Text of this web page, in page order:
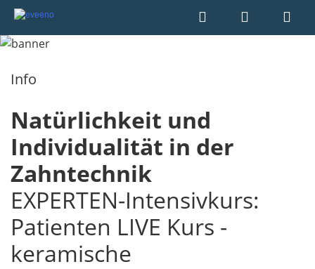
Info
Natürlichkeit und
Individualität in der
Zahntechnik
EXPERTEN-Intensivkurs:
Patienten LIVE Kurs -
keramische